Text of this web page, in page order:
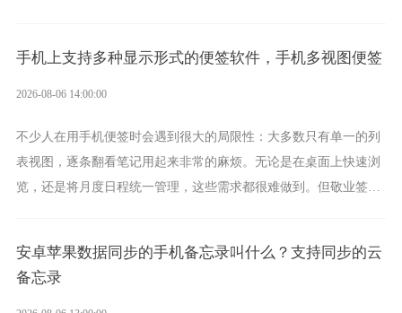
手机上支持多种显示形式的便签软件，手机多视图便签
2026-08-06 14:00:00
不少人在用手机便签时会遇到很大的局限性：大多数只有单一的列
表视图，逐条翻看笔记用起来非常的麻烦。无论是在桌面上快速浏
览，还是将月度日程统一管理，这些需求都很难做到。但敬业签作
安卓苹果数据同步的手机备忘录叫什么？支持同步的云
备忘录